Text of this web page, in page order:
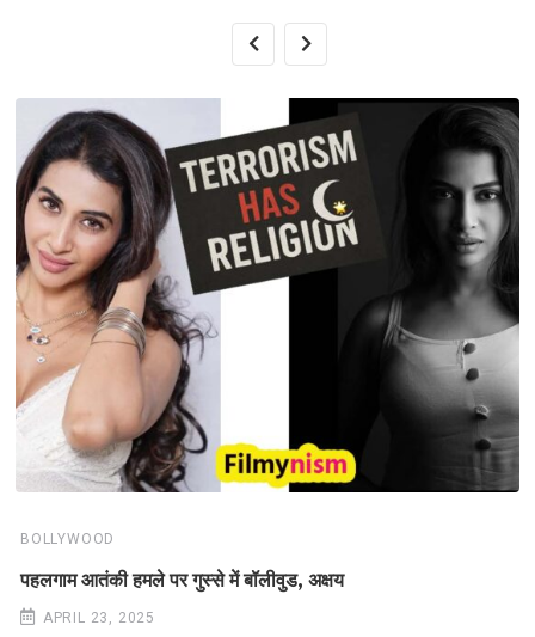
BOLLYWOOD
पहलगाम आतंकी हमले पर गुस्से में बॉलीवुड, अक्षय
APRIL 23, 2025